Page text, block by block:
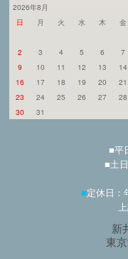
2026年8月
日
月 火 水 木 金
2
3 4 5 6 7
9
10 11 12 13 14
16
17 18 19 20 21
23
24 25 26 27 28
30
31
■平
■土
■定休日：
新
東